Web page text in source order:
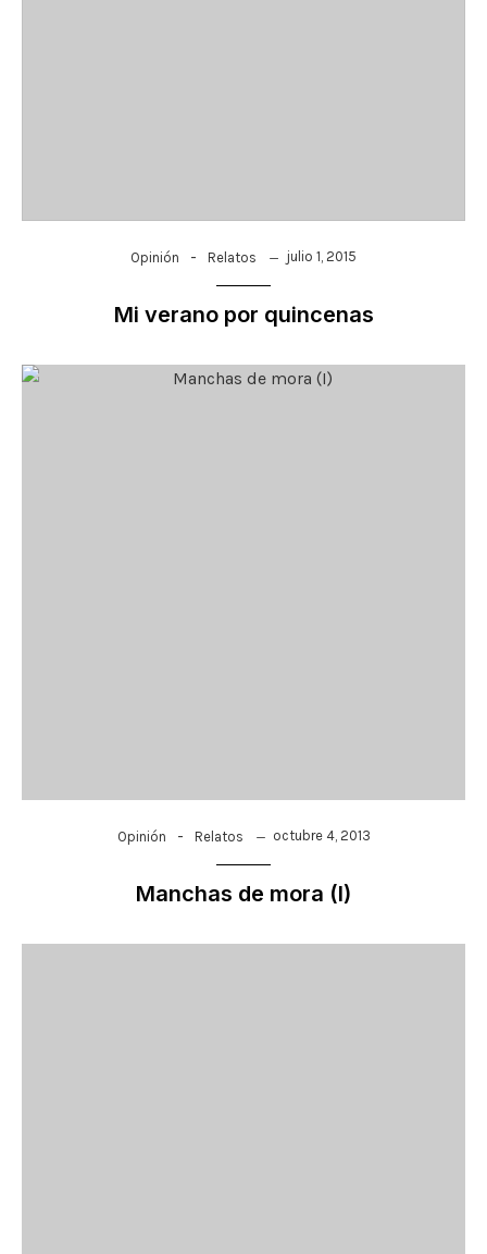
Opinión - Relatos julio 1, 2015
Mi verano por quincenas
Opinión - Relatos octubre 4, 2013
Manchas de mora (I)